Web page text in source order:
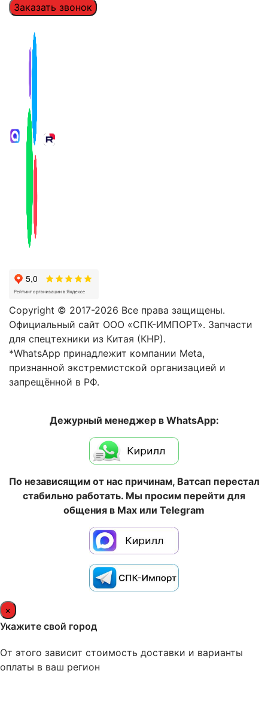
Заказать звонок
Copyright © 2017-2026 Все права защищены.
Официальный сайт ООО «СПК-ИМПОРТ». Запчасти
для спецтехники из Китая (КНР).
*WhatsApp принадлежит компании Meta,
признанной экстремистской организацией и
запрещённой в РФ.
Дежурный менеджер в WhatsApp:
По независящим от нас причинам, Ватсап перестал
стабильно работать. Мы просим перейти для
общения в Max или Telegram
×
Укажите свой город
От этого зависит стоимость доставки и варианты
оплаты в ваш регион